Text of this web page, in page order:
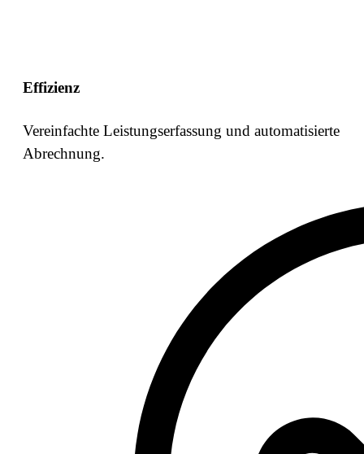
Effizienz
Vereinfachte Leistungserfassung und automatisierte
Abrechnung.